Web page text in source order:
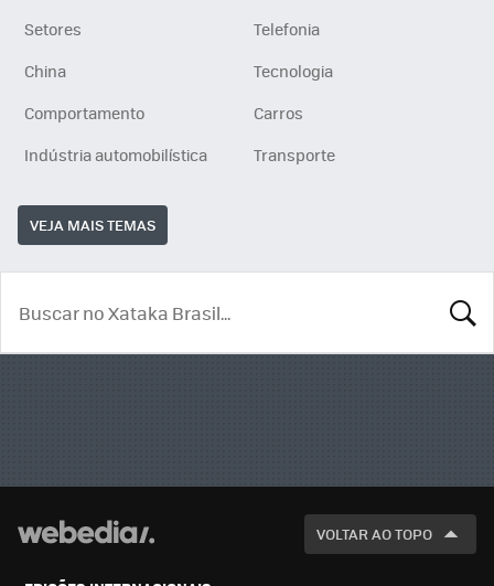
Setores
Telefonia
China
Tecnologia
Comportamento
Carros
Indústria automobilística
Transporte
VEJA MAIS TEMAS
VOLTAR AO TOPO